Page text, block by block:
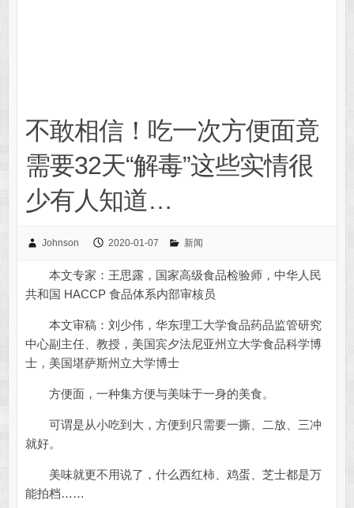
不敢相信！吃一次方便面竟
需要32天“解毒”这些实情很
少有人知道…
Johnson 2020-01-07 新闻
本文专家：王思露，国家高级食品检验师，中华人民
共和国 HACCP 食品体系内部审核员
本文审稿：刘少伟，华东理工大学食品药品监管研究
中心副主任、教授，美国宾夕法尼亚州立大学食品科学博
士，美国堪萨斯州立大学博士
方便面，一种集方便与美味于一身的美食。
可谓是从小吃到大，方便到只需要一撕、二放、三冲
就好。
美味就更不用说了，什么西红柿、鸡蛋、芝士都是万
能拍档……